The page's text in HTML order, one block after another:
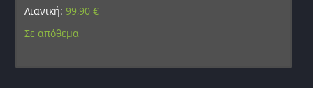
Λιανική:99,90€
Σε απόθεμα